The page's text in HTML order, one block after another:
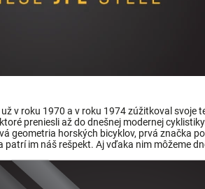
v roku 1970 a v roku 1974 zúžitkoval svoje
preniesli až do dnešnej modernej
geometria horských bicyklov, prvá značka
patrí im náš rešpekt. Aj vďaka nim môžeme